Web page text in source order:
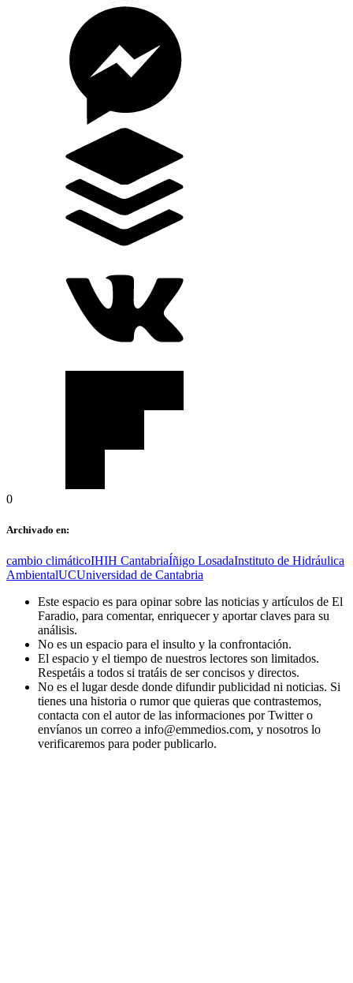
0
Archivado en:
cambio climáticoIHIH CantabriaÍñigo LosadaInstituto de Hidráulica
AmbientalUCUniversidad de Cantabria
Este espacio es para opinar sobre las noticias y artículos de El
Faradio, para comentar, enriquecer y aportar claves para su
análisis.
No es un espacio para el insulto y la confrontación.
El espacio y el tiempo de nuestros lectores son limitados.
Respetáis a todos si tratáis de ser concisos y directos.
No es el lugar desde donde difundir publicidad ni noticias. Si
tienes una historia o rumor que quieras que contrastemos,
contacta con el autor de las informaciones por Twitter o
envíanos un correo a info@emmedios.com, y nosotros lo
verificaremos para poder publicarlo.